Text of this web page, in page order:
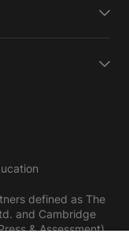
defined as The
and Cambridge
& Assessment)